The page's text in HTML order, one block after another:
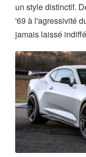
un style distinctif.
'69 à l'agressivité
jamais laissé